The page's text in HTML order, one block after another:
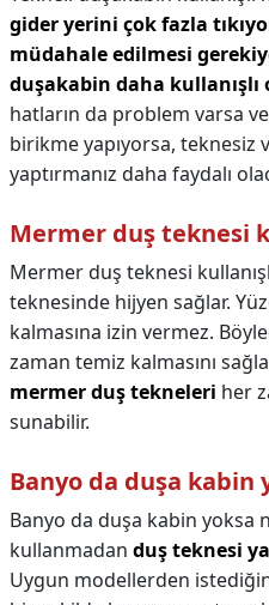
gider yerini çok fazla
müdahale edilmesi
duşakabin daha kullanışlı
hatların da problem varsa
birikme yapıyorsa, teknesiz
yaptırmanız daha faydalı
Mermer duş teknesi
Mermer duş teknesi
teknesinde hijyen sağlar.
kalmasına izin vermez.
zaman temiz kalmasını
mermer duş tekneleri her
sunabilir.
Banyo da duşa kabin
Banyo da duşa kabin yoksa
kullanmadan duş teknesi
Uygun modellerden